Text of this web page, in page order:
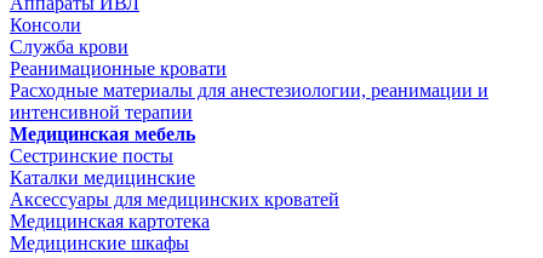
Консоли
Служба крови
Реанимационные кровати
Расходные материалы для анестезиологии, реанимации и
интенсивной терапии
Медицинская мебель
Сестринские посты
Каталки медицинские
Аксессуары для медицинских кроватей
Медицинская картотека
Медицинские шкафы